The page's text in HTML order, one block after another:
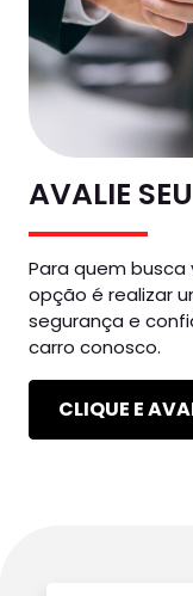
AVALIE
Para quem busca
opção é realizar
segurança e
carro conosco.
CLIQUE E